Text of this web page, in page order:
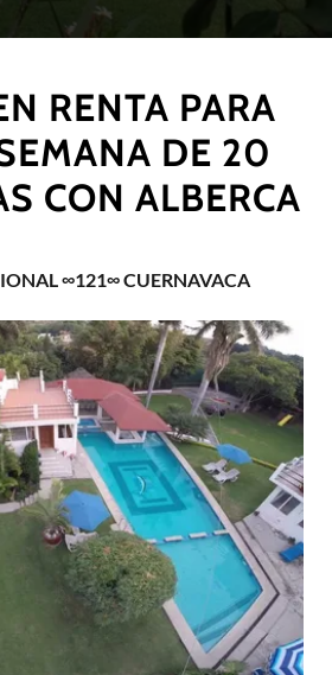
RENTA PARA
DE 20
CON ALBERCA
∞121∞ CUERNAVACA